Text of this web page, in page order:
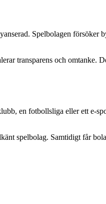
Spelbolagen
transparens och omtanke.
en fotbollsliga eller ett e-
spelbolag. Samtidigt får